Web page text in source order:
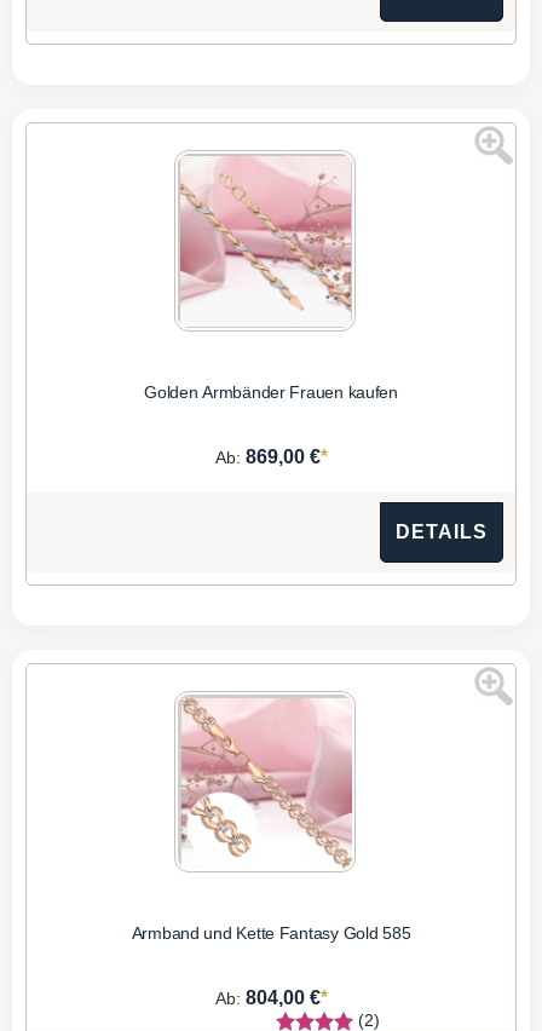
Golden Armbänder Frauen kaufen
Ab: 869,00 €*
DETAILS
Armband und Kette Fantasy Gold 585
Ab: 804,00 €*
(2)